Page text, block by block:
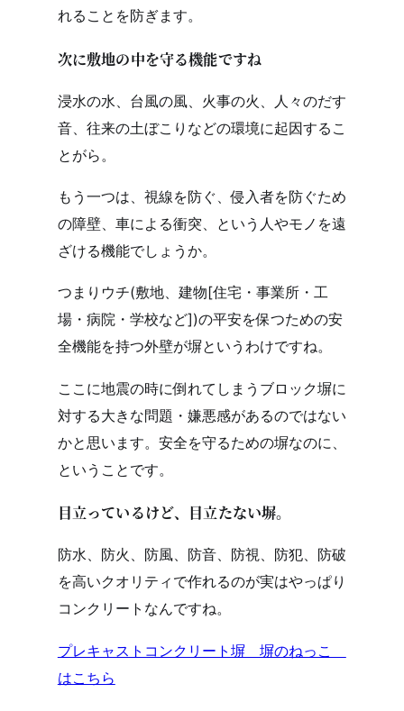
れることを防ぎます。
次に敷地の中を守る機能ですね
浸水の水、台風の風、火事の火、人々のだす
音、往来の土ぼこりなどの環境に起因するこ
とがら。
もう一つは、視線を防ぐ、侵入者を防ぐため
の障壁、車による衝突、という人やモノを遠
ざける機能でしょうか。
つまりウチ(敷地、建物[住宅・事業所・工
場・病院・学校など])の平安を保つための安
全機能を持つ外壁が塀というわけですね。
ここに地震の時に倒れてしまうブロック塀に
対する大きな問題・嫌悪感があるのではない
かと思います。安全を守るための塀なのに、
ということです。
目立っているけど、目立たない塀。
防水、防火、防風、防音、防視、防犯、防破
を高いクオリティで作れるのが実はやっぱり
コンクリートなんですね。
プレキャストコンクリート塀 塀のねっこ
はこちら